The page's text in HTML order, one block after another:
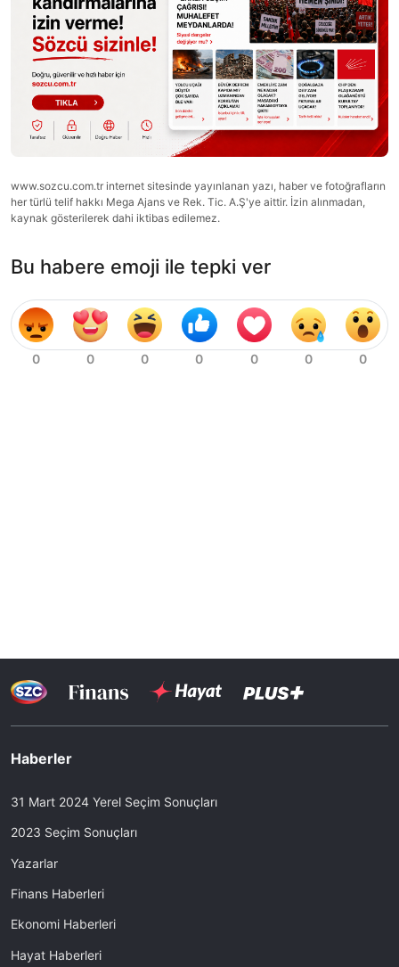
www.sozcu.com.tr internet sitesinde yayınlanan yazı, haber ve fotoğrafların
her türlü telif hakkı Mega Ajans ve Rek. Tic. A.Ş'ye aittir. İzin alınmadan,
kaynak gösterilerek dahi iktibas edilemez.
Bu habere emoji ile tepki ver
Haberler
31 Mart 2024 Yerel Seçim Sonuçları
2023 Seçim Sonuçları
Yazarlar
Finans Haberleri
Ekonomi Haberleri
Hayat Haberleri